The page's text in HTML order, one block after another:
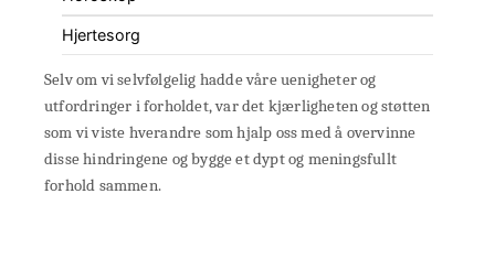
Hjertesorg
Selv om vi selvfølgelig hadde våre uenigheter og
utfordringer i forholdet, var det kjærligheten og støtten
som vi viste hverandre som hjalp oss med å overvinne
disse hindringene og bygge et dypt og meningsfullt
forhold sammen.